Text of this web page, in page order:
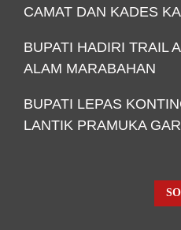
CAMAT DAN KADES
BUPATI HADIRI TRAIL
ALAM MARABAHAN
BUPATI LEPAS
LANTIK PRAMUKA